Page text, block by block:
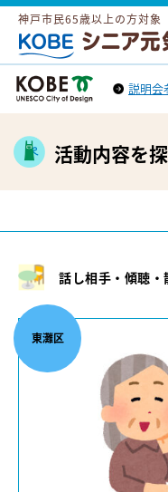
神戸市民65歳以上の方対象
ＫＯＢＥシニア元気ポイント
神戸市トップへ
説明会
活動内容を
話し相手・傾聴・
東灘区